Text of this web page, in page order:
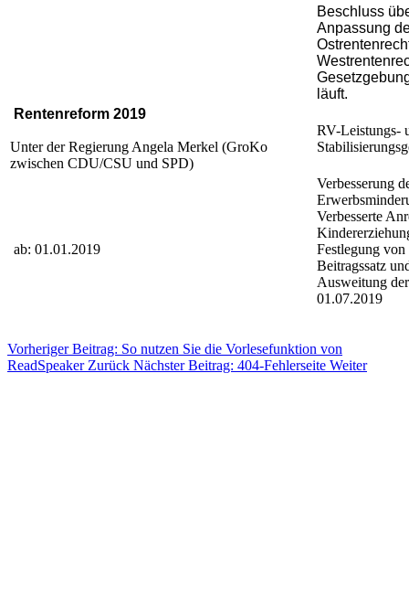
Beschluss
Anpassung
läuft.
Rentenreform 2019
Unter der Regierung Angela Merkel (GroKo
zwischen CDU/CSU und SPD)
RV-Leistungs-
ab: 01.01.2019
Verbesserung
Verbesserte
Festlegung
Beitragssatz
Ausweitung
01.07.2019
Vorheriger Beitrag: So nutzen Sie die Vorlesefunktion von
ReadSpeaker Zurück Nächster Beitrag: 404-Fehlerseite Weiter